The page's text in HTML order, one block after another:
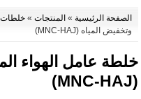
الصفحة الرئيسية» المنتجات» خلطات
وتخفيض المياه (MNC-HAJ)
خلطة عامل الهواء
(MNC-HAJ)